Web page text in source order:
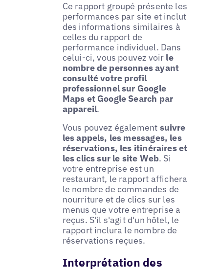
Ce rapport groupé présente les
performances par site et inclut
des informations similaires à
celles du rapport de
performance individuel. Dans
celui-ci, vous pouvez voir le
nombre de personnes ayant
consulté votre profil
professionnel sur Google
Maps et Google Search par
appareil.
Vous pouvez également suivre
les appels, les messages, les
réservations, les itinéraires et
les clics sur le site Web. Si
votre entreprise est un
restaurant, le rapport affichera
le nombre de commandes de
nourriture et de clics sur les
menus que votre entreprise a
reçus. S'il s'agit d'un hôtel, le
rapport inclura le nombre de
réservations reçues.
Interprétation des